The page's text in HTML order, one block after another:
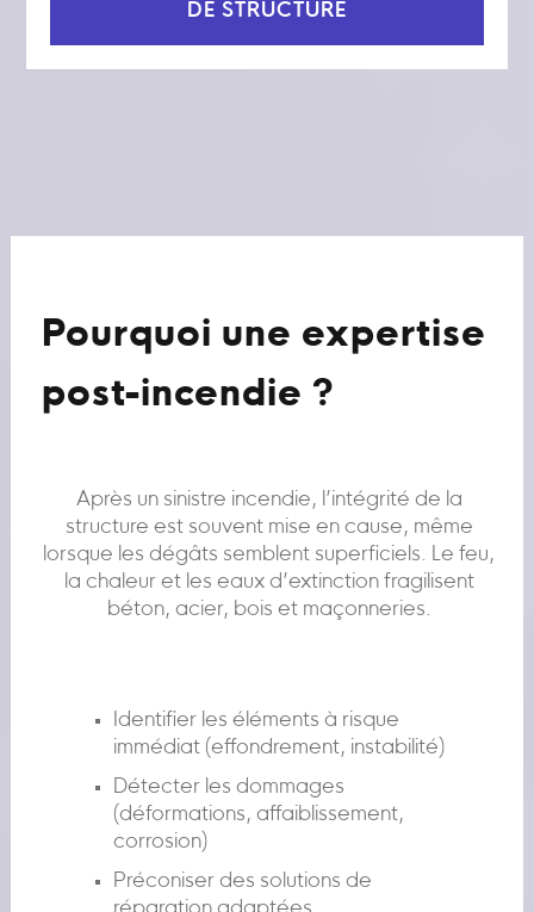
DE STRUCTURE
Pourquoi une expertise
post-incendie ?
Après un sinistre incendie, l’intégrité de la
structure est souvent mise en cause, même
lorsque les dégâts semblent superficiels. Le feu,
la chaleur et les eaux d’extinction fragilisent
béton, acier, bois et maçonneries.
Identifier les éléments à risque
immédiat (effondrement, instabilité)
Détecter les dommages
(déformations, affaiblissement,
corrosion)
Préconiser des solutions de